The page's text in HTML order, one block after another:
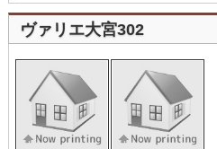
ヴァリエ大宮302